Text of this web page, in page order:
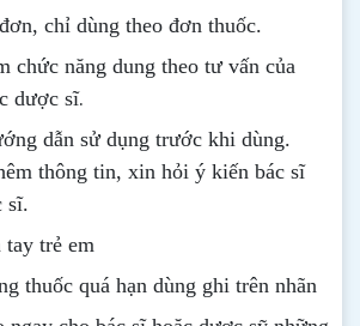
chỉ dùng theo đơn thuốc.
chức năng dung theo tư vấn của
dược sĩ.
dẫn sử dụng trước khi dùng.
thông tin, xin hỏi ý kiến bác sĩ
sĩ.
trẻ em
thuốc quá hạn dùng ghi trên nhãn